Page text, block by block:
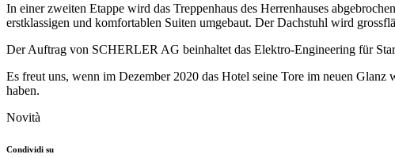
In einer zweiten Etappe wird das Treppenhaus des Herrenhauses
erstklassigen und komfortablen Suiten umgebaut. Der Dachstuhl wird
Der Auftrag von SCHERLER AG beinhaltet das Elektro-Engineering für
Es freut uns, wenn im Dezember 2020 das Hotel seine Tore im neuen
haben.
Novità
Condividi su